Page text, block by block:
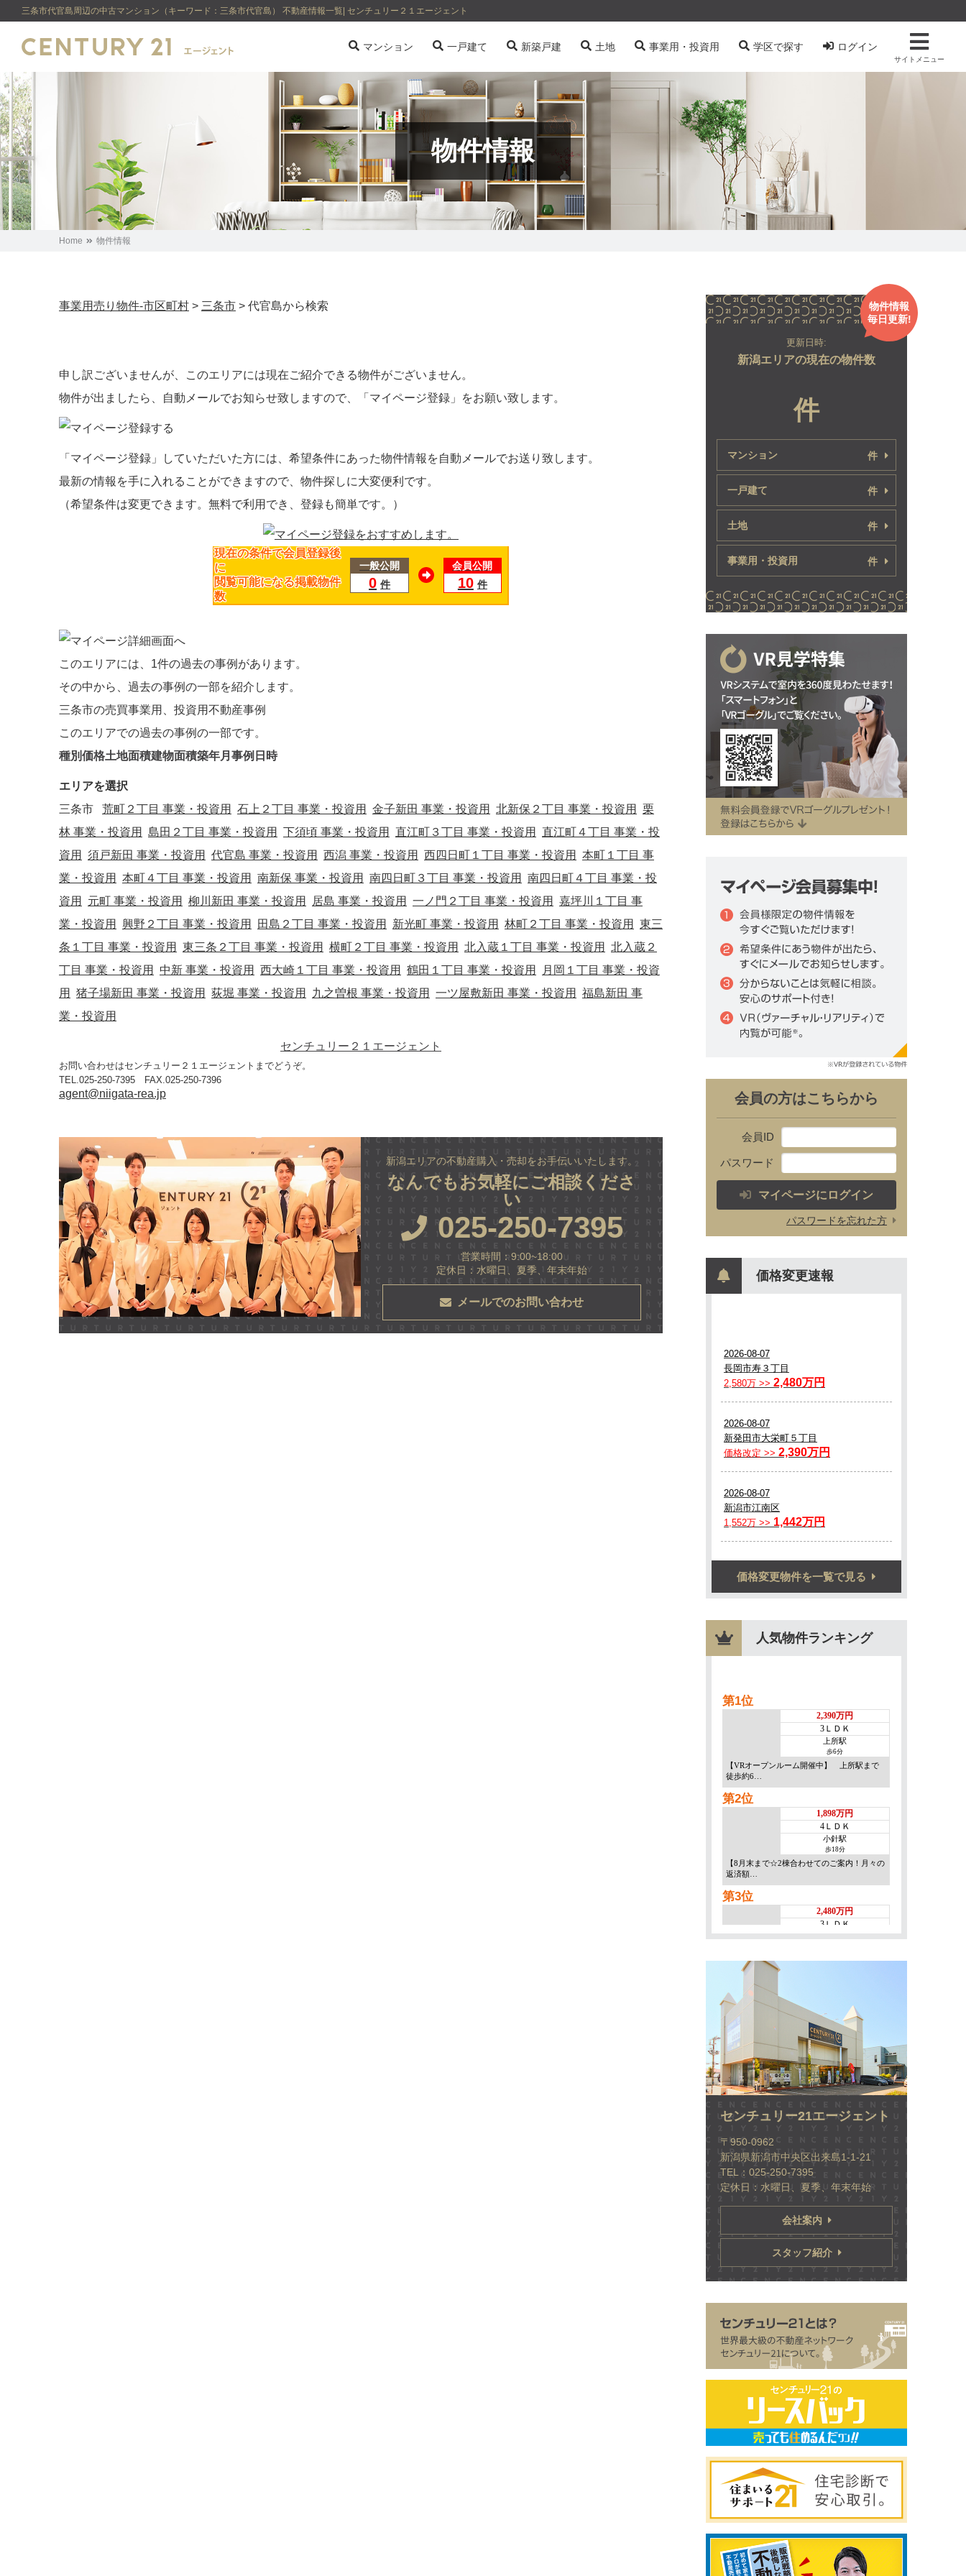
三条市代官島周辺の中古マンション（キーワード：三条市代官島） 不動産情報一覧| センチュリー２１エージェント
マンション 一戸建て 新築戸建 土地 事業用・投資用 学区で探す ログイン
サイトメニュー
物件情報
Home 物件情報
事業用売り物件-市区町村 > 三条市 > 代官島から検索
申し訳ございませんが、このエリアには現在ご紹介できる物件がございません。
物件が出ましたら、自動メールでお知らせ致しますので、
「マイページ登録」 をお願い致します。
「マイページ登録」 していただいた方には、 希望条件にあった物件情報を自動メールでお送り致します。
最新の情報を手に入れることができますので、物件探しに大変便利です。
（希望条件は変更できます。無料で利用でき、登録も簡単です。）
現在の条件で会員登録後
に
閲覧可能になる掲載物件
数
一般公開
0 件
会員公開
10 件
このエリアには、 1件の過去の事例があります。
その中から、過去の事例の一部を紹介します。
三条市の売買事業用、投資用不動産事例
このエリアでの過去の事例の一部です。
種別価格土地面積建物面積築年月 事例日時
エリアを選択
三条市 荒町２丁目 事業・投資用 石上２丁目 事業・投資用 金子新田 事業・投資用 北新保２丁目 事業・投資用
栗
林 事業・投資用
島田２丁目 事業・投資用 下須頃 事業・投資用 直江町３丁目 事業・投資用
直江町４丁目 事業・投
資用
須戸新田 事業・投資用 代官島 事業・投資用 西潟 事業・投資用 西四日町１丁目 事業・投資用
本町１丁目 事
業・投資用
本町４丁目 事業・投資用 南新保 事業・投資用 南四日町３丁目 事業・投資用
南四日町４丁目 事業・投
資用
元町 事業・投資用 柳川新田 事業・投資用 居島 事業・投資用 一ノ門２丁目 事業・投資用
嘉坪川１丁目 事
業・投資用
興野２丁目 事業・投資用 田島２丁目 事業・投資用 新光町 事業・投資用 林町２丁目 事業・投資用
東三
条１丁目 事業・投資用
東三条２丁目 事業・投資用 横町２丁目 事業・投資用 北入蔵１丁目 事業・投資用
北入蔵２
丁目 事業・投資用
中新 事業・投資用 西大崎１丁目 事業・投資用 鶴田１丁目 事業・投資用
月岡１丁目 事業・投資
用
猪子場新田 事業・投資用 荻堀 事業・投資用 九之曽根 事業・投資用 一ツ屋敷新田 事業・投資用
福島新田 事
業・投資用
センチュリー２１エージェント
お問い合わせはセンチュリー２１エージェントまでどうぞ。
TEL.025-250-7395 FAX.025-250-7396
agent@niigata-rea.jp
新潟エリアの不動産購入・売却をお手伝いいたします。
なんでもお気軽にご相談くださ
い
025-250-7395
営業時間：9:00~18:00
定休日：水曜日、夏季、年末年始
メールでのお問い合わせ
物件情報
毎日更新!
更新日時:
新潟エリアの現在の物件数
件
マンション 件
一戸建て 件
土地 件
事業用・投資用 件
会員の方はこちらから
会員ID
パスワード
マイページにログイン
パスワードを忘れた方
価格変更速報
価格変更物件を一覧で見る
人気物件ランキング
センチュリー21エージェント
〒950-0962
新潟県新潟市中央区出来島1-1-21
TEL：025-250-7395
定休日：水曜日、夏季、年末年始
会社案内
スタッフ紹介